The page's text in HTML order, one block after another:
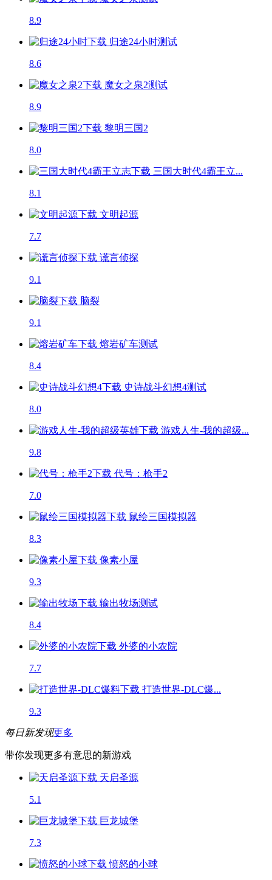
8.9
归途24小时测试
8.6
魔女之泉2测试
8.9
黎明三国2
8.0
三国大时代4霸王立...
8.1
文明起源
7.7
谎言侦探
9.1
脑裂
9.1
熔岩矿车测试
8.4
史诗战斗幻想4测试
8.0
游戏人生-我的超级...
9.8
代号：枪手2
7.0
鼠绘三国模拟器
8.3
像素小屋
9.3
输出牧场测试
8.4
外婆的小农院
7.7
打造世界-DLC爆...
9.3
每日新发现更多
带你发现更多有意思的新游戏
天启圣源
5.1
巨龙城堡
7.3
愤怒的小球